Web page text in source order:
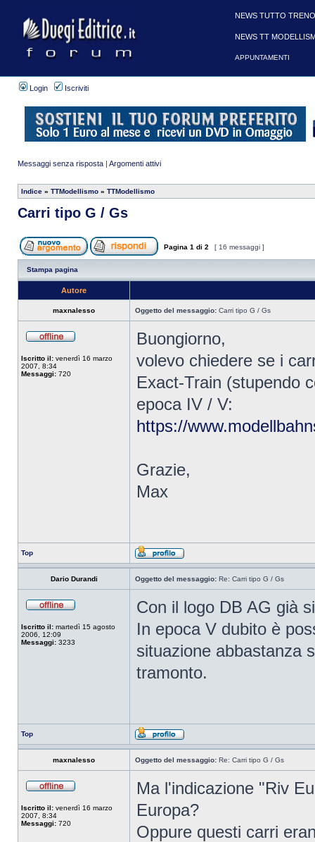
Login Iscriviti
Messaggi senza risposta | Argomenti attivi
Indice » TTModellismo » TTModellismo
Carri tipo G / Gs
Pagina 1 di 2 [ 16 messaggi ]
Stampa pagina
Autore
maxnalesso Oggetto del messaggio: Carri tipo G / Gs
Iscritto il: venerdì 16 marzo
2007, 8:34
Messaggi: 720
Buongiorno,
volevo chiedere se i
Exact-Train (stupendo
epoca IV / V:
https://
Grazie,
Max
Top
Dario Durandi Oggetto del messaggio: Re: Carri tipo G / Gs
Iscritto il: martedì 15 agosto
2006, 12:09
Messaggi: 3233
Con il logo DB AG già
In epoca V dubito è
situazione abbastanza
tramonto.
Top
maxnalesso Oggetto del messaggio: Re: Carri tipo G / Gs
Iscritto il: venerdì 16 marzo
2007, 8:34
Messaggi: 720
Ma l'indicazione "Riv
Europa?
Oppure questi carri
NEWS TUTTO
NEWS TT
APPUNTAMENTI